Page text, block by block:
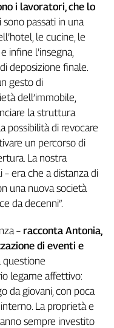
i lavoratori, che lo
passati in una
le cucine, le
infine l’insegna,
deposizione finale.
gesto di
dell’immobile,
la struttura
possibilità di revocare
un percorso di
La nostra
era che a distanza di
una nuova società
da decenni”.
– racconta Antonia,
di eventi e
questione
legame affettivo:
da giovani, con poca
La proprietà e
sempre investito